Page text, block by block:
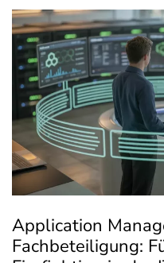
Application
Fachbeteiligung: